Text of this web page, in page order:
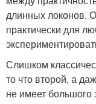
длинных локонов.
практически для
Слишком
то что второй, а
не имеет большого